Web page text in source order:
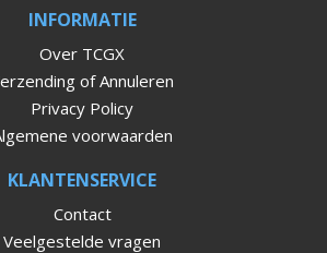
INFORMATIE
Over TCGX
of Annuleren
Privacy Policy
voorwaarden
KLANTENSERVICE
Contact
Veelgestelde vragen